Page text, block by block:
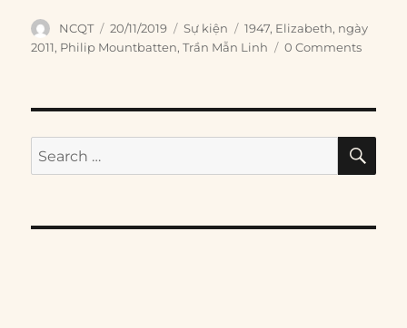
Author
NCQT
Posted
on
20/11/2019 Categories
Sự kiện Tags
1947, Elizabeth, ngày
2011, Philip Mountbatten,Trần Mẫn Linh 0 Comments
Search
for: